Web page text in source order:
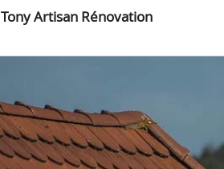
Tony Artisan Rénovation